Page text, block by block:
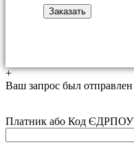
+
Ваш запрос был отправлен
Платник або Код ЄДРПОУ